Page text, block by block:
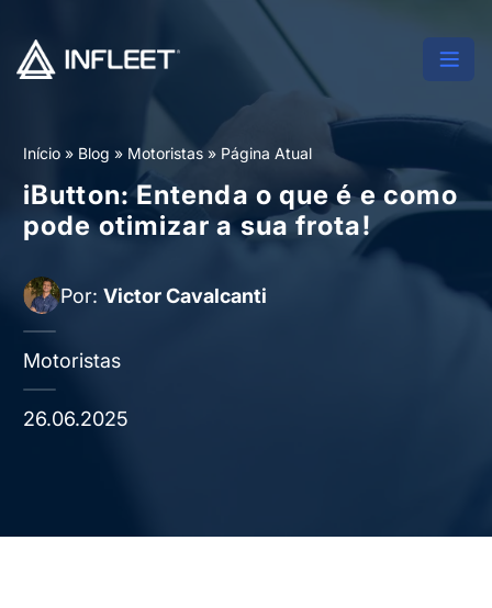
Início » Blog » Motoristas » Página Atual
iButton: Entenda o que é e como
pode otimizar a sua frota!
Por: Victor Cavalcanti
Motoristas
26.06.2025